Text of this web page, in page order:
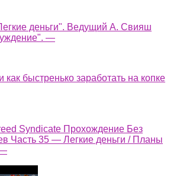
деньги". Ведущий А. Свияш
—
как быстренько заработать на копке
Syndicate Прохождение Без
Часть 35 — Легкие деньги / Планы
—